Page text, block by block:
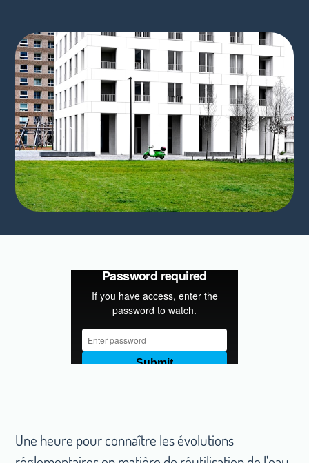
Une heure pour connaître les évolutions